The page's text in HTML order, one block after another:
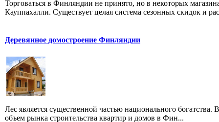
Торговаться в Финляндии не принято, но в некоторых
Кауппахалли. Существует целая система сезонных скидок и
Деревянное домостроение Финляндии
Лес является существенной частью национального
объем рынка строительства квартир и домов в Фин...